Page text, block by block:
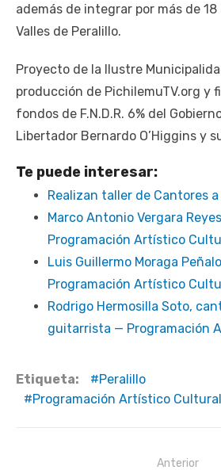
además de integrar por más de
Valles de Peralillo.
Proyecto de la Ilustre
producción de PichilemuTV.org y
fondos de F.N.D.R. 6% del
Libertador Bernardo O’Higgins y
Te puede interesar:
Realizan taller de Cantores
Marco Antonio Vergara
Programación Artístico
Luis Guillermo Moraga
Programación Artístico
Rodrigo Hermosilla Soto,
guitarrista — Programación
Etiqueta:
Peralillo
Programación Artístico Cultural
Anterior